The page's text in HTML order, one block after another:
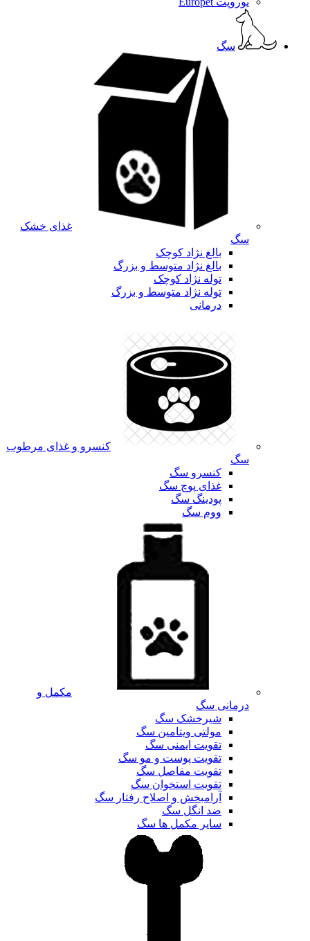
سگ
غذای خشک
سگ
بالغ نژاد کوچک
بالغ نژاد متوسط و بزرگ
توله نژاد کوچک
توله نژاد متوسط و بزرگ
درمانی
کنسرو و غذای مرطوب
سگ
کنسرو سگ
غذای پوچ سگ
پودینگ سگ
ووم سگ
مکمل و
درمانی سگ
شیرخشک سگ
مولتی ویتامین سگ
تقویت ایمنی سگ
تقویت پوست و مو سگ
تقویت مفاصل سگ
تقویت استخوان سگ
آرامبخش و اصلاح رفتار سگ
ضد انگل سگ
سایر مکمل ها سگ